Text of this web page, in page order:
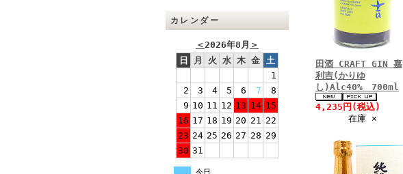
カレンダー
＜2026年8月 ＞
日
月 火 水 木 金 土
1
2
3 4 5 6 7
8
9 10 11 12 13 14 15
16 17 18 19 20 21 22
23 24 25 26 27 28 29
30 31
田酒 CRAFT GIN 嘉
利吉(かりゆ
し)Alc40% 700ml
4,235円(税込)
在庫 ×